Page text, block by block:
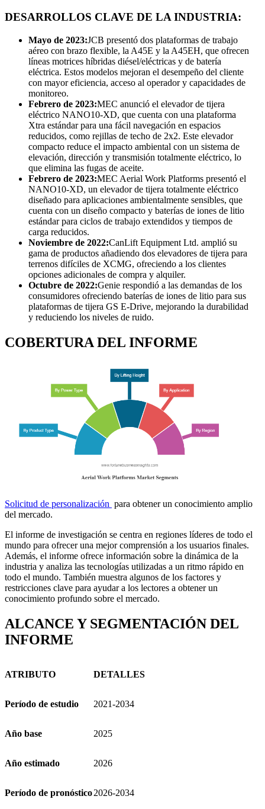
DESARROLLOS CLAVE DE LA INDUSTRIA:
Mayo de 2023:JCB presentó dos plataformas de trabajo
aéreo con brazo flexible, la A45E y la A45EH, que ofrecen
líneas motrices híbridas diésel/eléctricas y de batería
eléctrica. Estos modelos mejoran el desempeño del cliente
con mayor eficiencia, acceso al operador y capacidades de
monitoreo.
Febrero de 2023:MEC anunció el elevador de tijera
eléctrico NANO10-XD, que cuenta con una plataforma
Xtra estándar para una fácil navegación en espacios
reducidos, como rejillas de techo de 2x2. Este elevador
compacto reduce el impacto ambiental con un sistema de
elevación, dirección y transmisión totalmente eléctrico, lo
que elimina las fugas de aceite.
Febrero de 2023:MEC Aerial Work Platforms presentó el
NANO10-XD, un elevador de tijera totalmente eléctrico
diseñado para aplicaciones ambientalmente sensibles, que
cuenta con un diseño compacto y baterías de iones de litio
estándar para ciclos de trabajo extendidos y tiempos de
carga reducidos.
Noviembre de 2022:CanLift Equipment Ltd. amplió su
gama de productos añadiendo dos elevadores de tijera para
terrenos difíciles de XCMG, ofreciendo a los clientes
opciones adicionales de compra y alquiler.
Octubre de 2022:Genie respondió a las demandas de los
consumidores ofreciendo baterías de iones de litio para sus
plataformas de tijera GS E-Drive, mejorando la durabilidad
y reduciendo los niveles de ruido.
COBERTURA DEL INFORME
Solicitud de personalización para obtener un conocimiento amplio
del mercado.
El informe de investigación se centra en regiones líderes de todo el
mundo para ofrecer una mejor comprensión a los usuarios finales.
Además, el informe ofrece información sobre la dinámica de la
industria y analiza las tecnologías utilizadas a un ritmo rápido en
todo el mundo. También muestra algunos de los factores y
restricciones clave para ayudar a los lectores a obtener un
conocimiento profundo sobre el mercado.
ALCANCE Y SEGMENTACIÓN DEL
INFORME
ATRIBUTO DETALLES
Período de estudio 2021-2034
Año base 2025
Año estimado 2026
Período de pronóstico2026-2034